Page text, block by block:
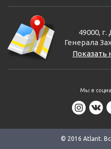
49000,
Генерала
Показать
Мы в
© 2016 Аtlant.